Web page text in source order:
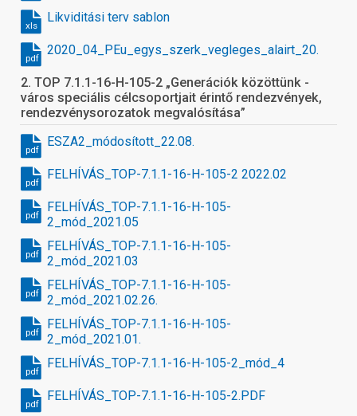
Likviditási terv sablon
xls
2020_04_PEu_egys_szerk_vegleges_alairt_20.12.
pdf
2. TOP 7.1.1-16-H-105-2 „Generációk közöttünk -
város speciális célcsoportjait érintő rendezvények,
rendezvénysorozatok megvalósítása”
ESZA2_módosított_22.08.
pdf
FELHÍVÁS_TOP-7.1.1-16-H-105-2 2022.02
pdf
FELHÍVÁS_TOP-7.1.1-16-H-105-
2_mód_2021.05
pdf
FELHÍVÁS_TOP-7.1.1-16-H-105-
2_mód_2021.03
pdf
FELHÍVÁS_TOP-7.1.1-16-H-105-
2_mód_2021.02.26.
pdf
FELHÍVÁS_TOP-7.1.1-16-H-105-
2_mód_2021.01.
pdf
FELHÍVÁS_TOP-7.1.1-16-H-105-2_mód_4
pdf
FELHÍVÁS_TOP-7.1.1-16-H-105-2.PDF
pdf